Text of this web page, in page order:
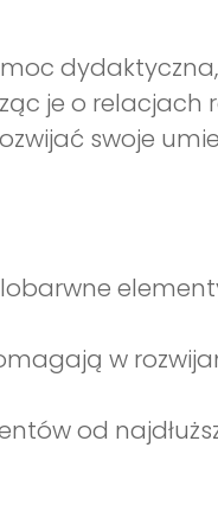
je o relacjach
swoje
w
od